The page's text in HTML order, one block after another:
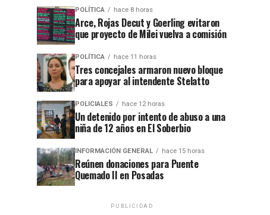
POLÍTICA hace 8 horas
Arce, Rojas Decut y Goerling evitaron
que proyecto de Milei vuelva a comisión
POLÍTICA hace 11 horas
Tres concejales armaron nuevo bloque
para apoyar al intendente Stelatto
POLICIALES hace 12 horas
Un detenido por intento de abuso a una
niña de 12 años en El Soberbio
INFORMACIÓN GENERAL hace 15 horas
Reúnen donaciones para Puente
Quemado II en Posadas
PUBLICIDAD